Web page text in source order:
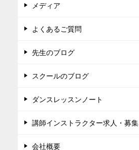
メディア
よくあるご質問
先生のブログ
スクールのブログ
ダンスレッスンノート
講師インストラクター求人・募集
会社概要